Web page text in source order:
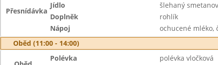
Přesnídávka
Jídlo
šlehaný
Doplněk
rohlík
Nápoj
ochucené mléko,
Oběd (11:00 - 14:00)
Polévka
polévka vločková